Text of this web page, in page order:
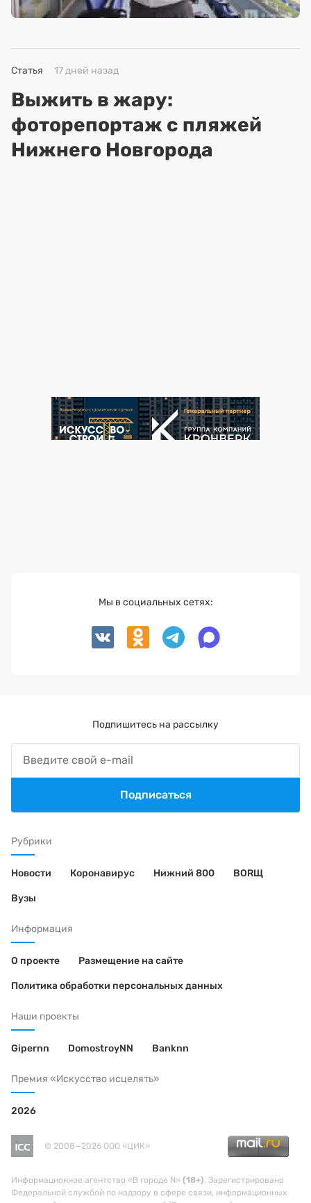
Статья 17 дней назад
Выжить в жару:
фоторепортаж с пляжей
Нижнего Новгорода
Рубрики
Новости Коронавирус Нижний 800 BORЩ
Вузы
Информация
О проекте Размещение на сайте
Политика обработки персональных данных
Наши проекты
Gipernn DomostroyNN Banknn
Премия «Искусство исцелять»
2026
© 2008—2026 ООО «ЦИК»
Информационное агентство «В городе N» (18+). Зарегистрировано
Федеральной службой по надзору в сфере связи, информационных
Мы в социальных сетях:
Подпишитесь на рассылку
Подписаться